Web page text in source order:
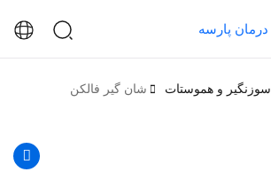
سوزنگیر و هموستات شان گیر فالکن